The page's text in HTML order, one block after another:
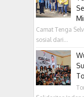
Camat Tenga
sosial dari...